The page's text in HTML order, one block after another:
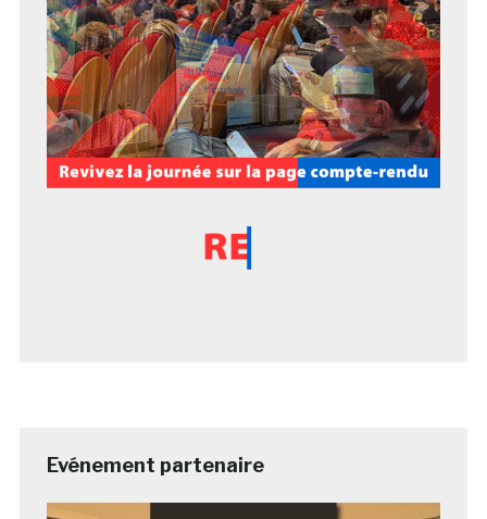
Evénement partenaire